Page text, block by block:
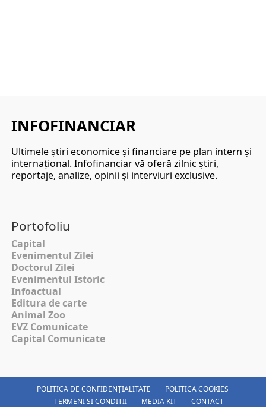
INFOFINANCIAR
Ultimele ştiri economice şi financiare pe plan intern şi
internaţional. Infofinanciar vă oferă zilnic ştiri,
reportaje, analize, opinii şi interviuri exclusive.
Portofoliu
Capital
Evenimentul Zilei
Doctorul Zilei
Evenimentul Istoric
Infoactual
Editura de carte
Animal Zoo
EVZ Comunicate
Capital Comunicate
POLITICA DE CONFIDENȚIALITATE
POLITICA COOKIES
TERMENI SI CONDITII
MEDIA KIT CONTACT